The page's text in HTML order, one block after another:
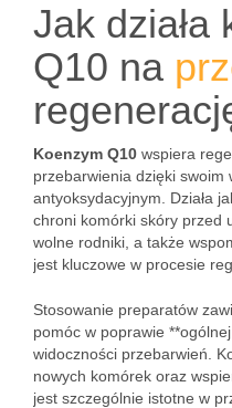
Jak działa
Q10 na
Koenzym Q10 wspiera
przebarwienia dzięki swoim
antyoksydacyjnym. Działa
chroni komórki skóry przed
wolne rodniki, a także
jest kluczowe w procesie
Stosowanie preparatów
pomóc w poprawie
widoczności przebarwień.
nowych komórek oraz
jest szczególnie istotne w